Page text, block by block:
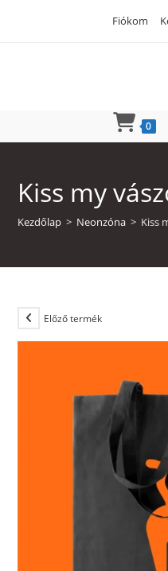
Fiókom
0
Kiss my
Kezdőlap > Neonzóna > Kiss
Előző termék